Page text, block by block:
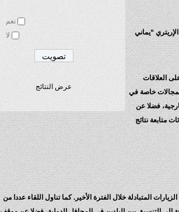
نعم
لا
عرض النتائج
“يماني
العلاقات
خاصة في
فضلا عن
متابعة نتائج
المتبادلة خلال الفترة الأخير. كما تناول اللقاء عددا من